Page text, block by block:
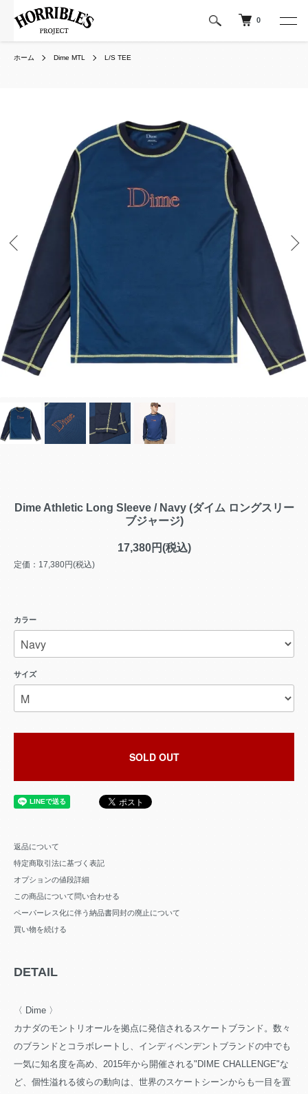
0
ホーム Dime MTL L/S TEE
Dime Athletic Long Sleeve / Navy (ダイム ロングスリー
ブジャージ)
17,380円(税込)
定価：17,380円(税込)
カラー
サイズ
SOLD OUT
返品について
特定商取引法に基づく表記
オプションの値段詳細
この商品について問い合わせる
ペーパーレス化に伴う納品書同封の廃止について
買い物を続ける
DETAIL
〈 Dime 〉
カナダのモントリオールを拠点に発信されるスケートブランド。数々
のブランドとコラボレートし、インディペンデントブランドの中でも
一気に知名度を高め、2015年から開催される"DIME CHALLENGE"な
ど、個性溢れる彼らの動向は、世界のスケートシーンからも一目を置